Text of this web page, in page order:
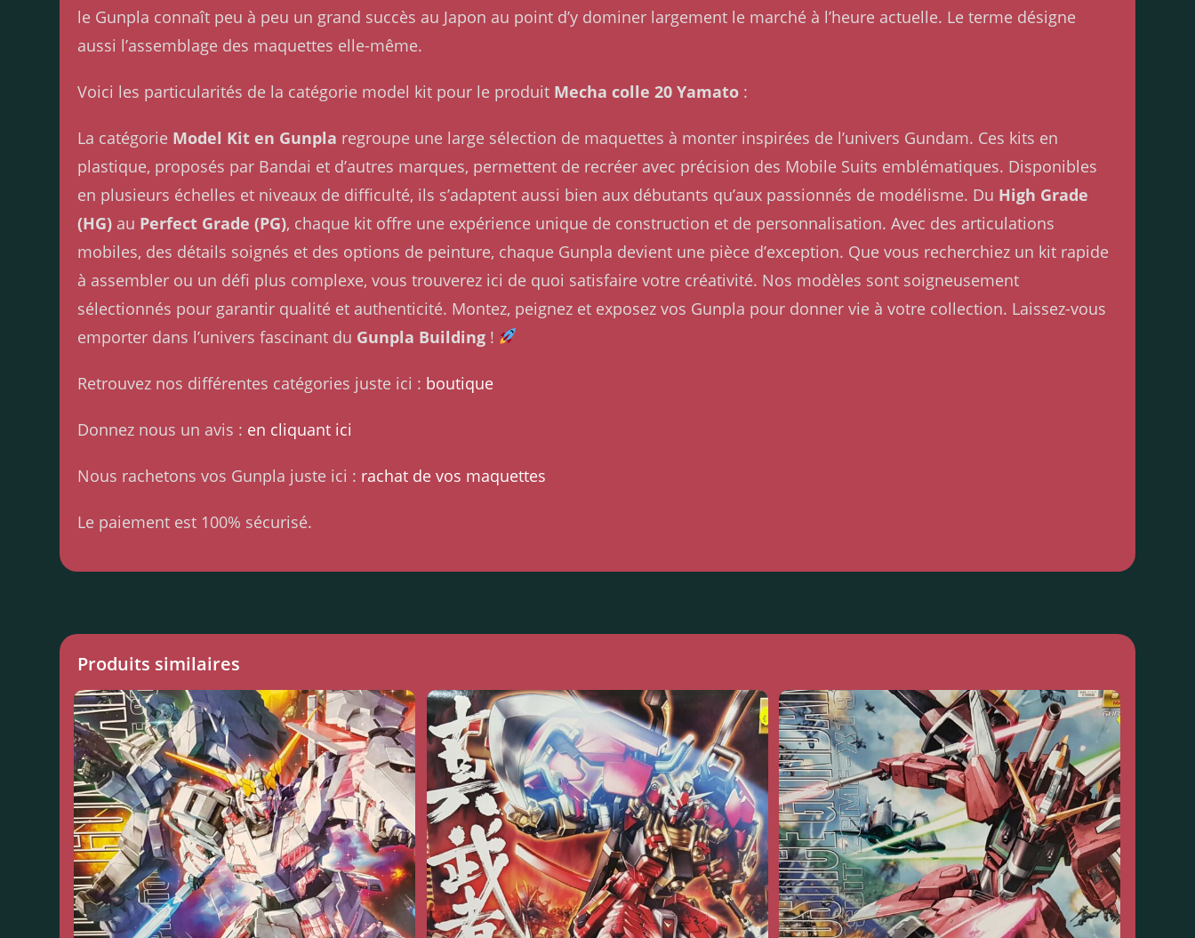
le Gunpla connaît peu à peu un grand succès au Japon au point d’y dominer largement le marché à l’heure actuelle. Le terme désigne
aussi l’assemblage des maquettes elle-même.
Voici les particularités de la catégorie model kit pour le produit Mecha colle 20 Yamato :
La catégorie Model Kit en Gunpla regroupe une large sélection de maquettes à monter inspirées de l’univers Gundam. Ces kits en
plastique, proposés par Bandai et d’autres marques, permettent de recréer avec précision des Mobile Suits emblématiques. Disponibles
en plusieurs échelles et niveaux de difficulté, ils s’adaptent aussi bien aux débutants qu’aux passionnés de modélisme. Du High Grade
(HG) au Perfect Grade (PG), chaque kit offre une expérience unique de construction et de personnalisation. Avec des articulations
mobiles, des détails soignés et des options de peinture, chaque Gunpla devient une pièce d’exception. Que vous recherchiez un kit rapide
à assembler ou un défi plus complexe, vous trouverez ici de quoi satisfaire votre créativité. Nos modèles sont soigneusement
sélectionnés pour garantir qualité et authenticité. Montez, peignez et exposez vos Gunpla pour donner vie à votre collection. Laissez-vous
emporter dans l’univers fascinant du Gunpla Building !
Retrouvez nos différentes catégories juste ici : boutique
Donnez nous un avis : en cliquant ici
Nous rachetons vos Gunpla juste ici : rachat de vos maquettes
Le paiement est 100% sécurisé.
Produits similaires